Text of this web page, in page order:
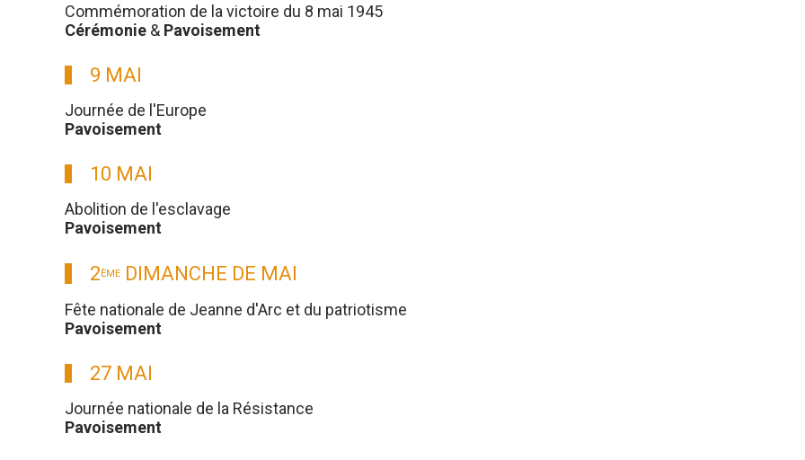
Commémoration de la victoire du 8 mai 1945
Cérémonie & Pavoisement
9 MAI
Journée de l'Europe
Pavoisement
10 MAI
Abolition de l'esclavage
Pavoisement
2ÈME DIMANCHE DE MAI
Fête nationale de Jeanne d'Arc et du patriotisme
Pavoisement
27 MAI
Journée nationale de la Résistance
Pavoisement